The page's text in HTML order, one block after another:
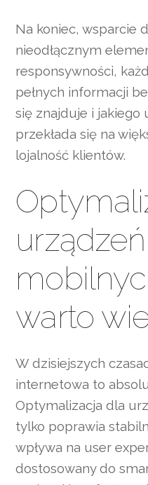
Na koniec, wsparcie
nieodłącznym
responsywności,
pełnych informacji
się znajduje i jakiego
przekłada się na
lojalność klientów.
urządzeń
warto
W dzisiejszych
internetowa to
Optymalizacja dla
tylko poprawia
wpływa na user
dostosowany do